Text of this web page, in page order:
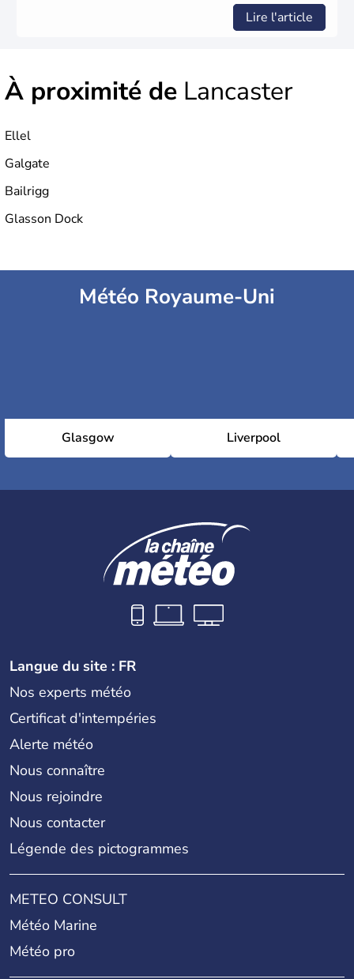
Lire l'article
À proximité de Lancaster
Ellel
Galgate
Bailrigg
Glasson Dock
Météo Royaume-Uni
Glasgow Liverpool
Langue du site : FR
Nos experts météo
Certificat d'intempéries
Alerte météo
Nous connaître
Nous rejoindre
Nous contacter
Légende des pictogrammes
METEO CONSULT
Météo Marine
Météo pro